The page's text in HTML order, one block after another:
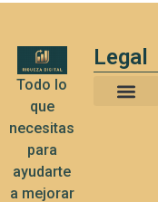
Todo lo
que
necesitas
para
ayudarte
a mejorar
Legal